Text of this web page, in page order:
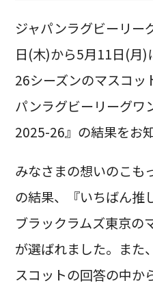
ジャパンラグビーリー
日(木)から5月11日(月
26シーズンのマスコッ
パンラグビーリーグワ
2025-26』の結果をお
みなさまの想いのこも
の結果、『いちばん推
ブラックラムズ東京の
が選ばれました。また
スコットの回答の中か